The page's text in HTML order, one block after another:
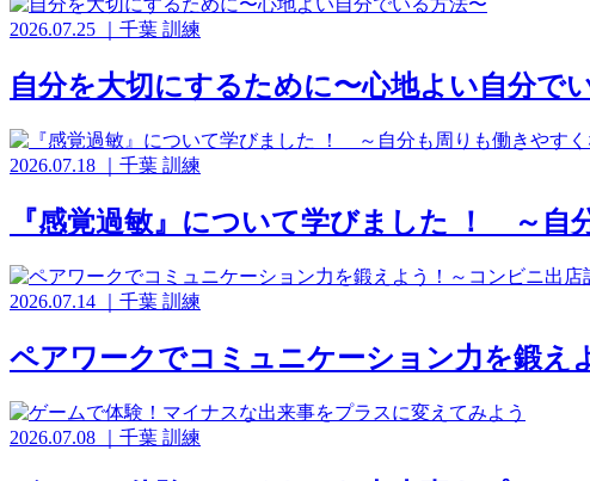
2026.07.25 千葉 訓練
自分を大切にするために〜心地よい自分で
2026.07.18 千葉 訓練
『感覚過敏』について学びました ！ ～自
2026.07.14 千葉 訓練
ペアワークでコミュニケーション力を鍛え
2026.07.08 千葉 訓練